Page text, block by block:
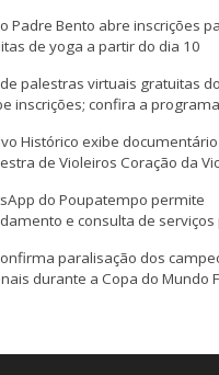
Padre Bento abre inscrições
de yoga a partir do dia 10
palestras virtuais gratuitas
inscrições; confira a
Histórico exibe
de Violeiros Coração da
do Poupatempo permite
e consulta de serviços
paralisação dos
durante a Copa do Mundo